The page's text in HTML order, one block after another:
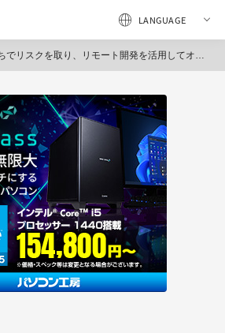
取り、リモート開発を活用してオリジナル作品をつくる～『SYNAPTIC DRIVE』にみる新時代のインディゲーム開発